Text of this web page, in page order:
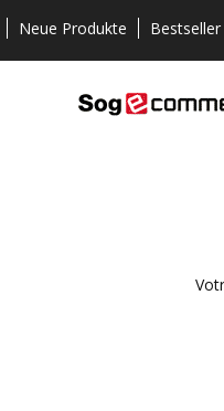
Neue Produkte Bestseller